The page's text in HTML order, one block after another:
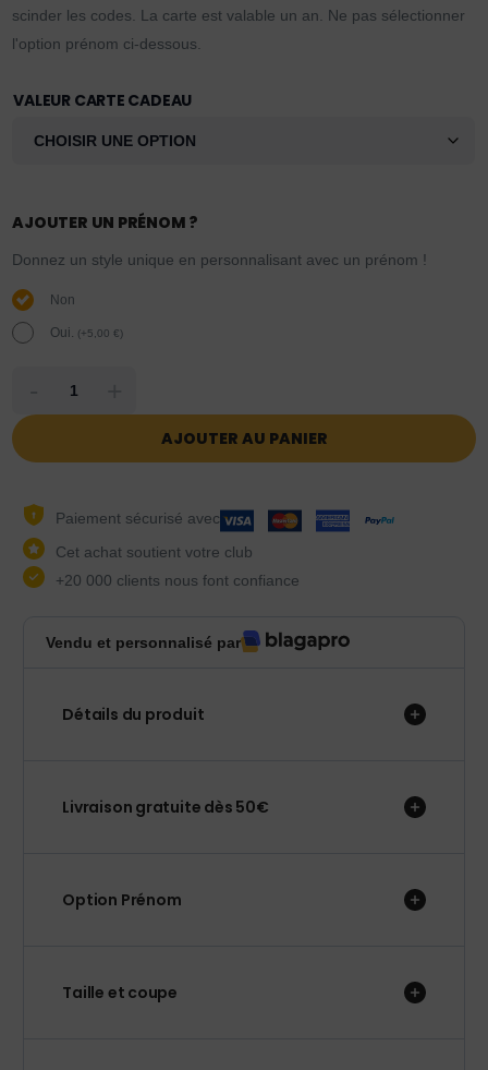
scinder les codes. La carte est valable un an. Ne pas sélectionner
l'option prénom ci-dessous.
VALEUR CARTE CADEAU
AJOUTER UN PRÉNOM ?
Donnez un style unique en personnalisant avec un prénom !
Non
Oui. (+5,00€)
AJOUTER AU PANIER
Paiement sécurisé avec
Cet achat soutient votre club
+20 000 clients nous font confiance
Vendu et personnalisé par
Détails du produit
Livraison gratuite dès 50€
Option Prénom
Taille et coupe